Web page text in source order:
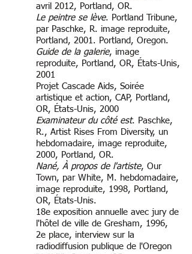
avril 2012, Portland, OR.
Le peintre se lève. Portland Tribune,
par Paschke, R. image reproduite,
Portland, 2001. Portland, Oregon.
Guide de la galerie, image
reproduite, Portland, OR, États-Unis,
2001
Projet Cascade Aids, Soirée
artistique et action, CAP, Portland,
OR, États-Unis, 2000
Examinateur du côté est. Paschke,
R., Artist Rises From Diversity, un
hebdomadaire, image reproduite,
2000, Portland, OR.
Nané, À propos de l'artiste, Our
Town, par White, M. hebdomadaire,
image reproduite, 1998, Portland,
OR, États-Unis.
18e exposition annuelle avec jury de
l'hôtel de ville de Gresham, 1996,
2e place, interview sur la
radiodiffusion publique de l'Oregon